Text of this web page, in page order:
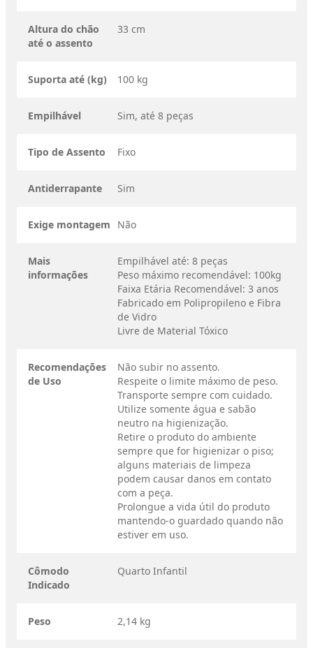
Altura do chão
até o assento
33 cm
Suporta até (kg) 100 kg
Empilhável Sim, até 8 peças
Tipo de Assento Fixo
Antiderrapante Sim
Exige montagem Não
Mais
informações
Empilhável até: 8 peças
Peso máximo recomendável: 100kg
Faixa Etária Recomendável: 3 anos
Fabricado em Polipropileno e Fibra
de Vidro
Livre de Material Tóxico
Recomendações
de Uso
Não subir no assento.
Respeite o limite máximo de peso.
Transporte sempre com cuidado.
Utilize somente água e sabão
neutro na higienização.
Retire o produto do ambiente
sempre que for higienizar o piso;
alguns materiais de limpeza
podem causar danos em contato
com a peça.
Prolongue a vida útil do produto
mantendo-o guardado quando não
estiver em uso.
Cômodo
Indicado
Quarto Infantil
Peso 2,14 kg